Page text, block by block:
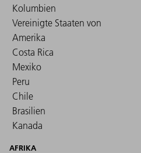
Kolumbien
Vereinigte Staaten von
Amerika
Costa Rica
Mexiko
Peru
Chile
Brasilien
Kanada
AFRIKA